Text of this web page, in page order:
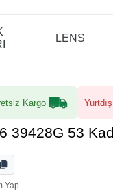
LENS
Kargo
39428G 53
Yap